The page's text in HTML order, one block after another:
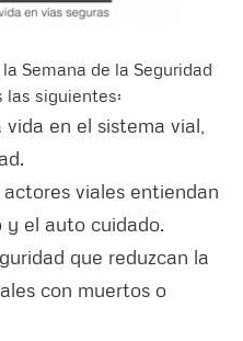
Semana de la Seguridad
las siguientes:
en el sistema vial,
viales entiendan
y el auto cuidado.
que reduzcan la
con muertos o